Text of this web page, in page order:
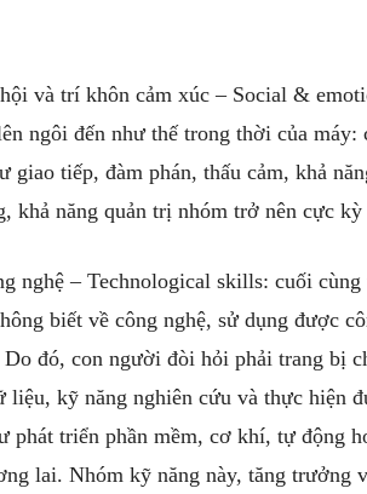
và trí khôn cảm xúc – Social &
ngôi đến như thế trong thời của
giao tiếp, đàm phán, thấu cảm, khả
khả năng quản trị nhóm trở nên cực
nghệ – Technological skills: cuối
biết về công nghệ, sử dụng được
đó, con người đòi hỏi phải trang bị
liệu, kỹ năng nghiên cứu và thực hiện
phát triển phần mềm, cơ khí, tự động
lai. Nhóm kỹ năng này, tăng trưởng